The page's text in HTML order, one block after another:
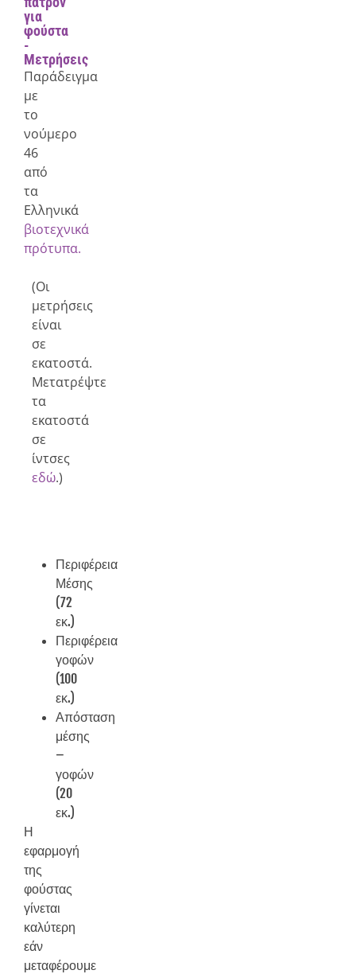
για
φούστα
-
Μετρήσεις
Παράδειγμα
με
το
νούμερο
46
από
τα
Ελληνικά
βιοτεχνικά
πρότυπα.
(Οι
μετρήσεις
είναι
σε
εκατοστά.
Μετατρέψτε
τα
εκατοστά
σε
ίντσες
εδώ.)
Περιφέρεια
Μέσης
(72
εκ.)
Περιφέρεια
γοφών
(100
εκ.)
Απόσταση
μέσης
–
γοφών
(20
εκ.)
Η
εφαρμογή
της
φούστας
γίνεται
καλύτερη
εάν
μεταφέρουμε